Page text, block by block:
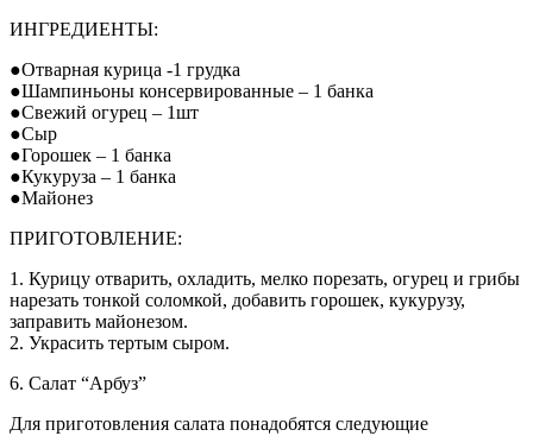
ИНГРЕДИЕНТЫ:
●Отварная курица -1 грудка
●Шампиньоны консервированные – 1 банка
●Свежий огурец – 1шт
●Сыр
●Горошек – 1 банка
●Кукуруза – 1 банка
●Майонез
ПРИГОТОВЛЕНИЕ:
1. Курицу отварить, охладить, мелко порезать, огурец и грибы
нарезать тонкой соломкой, добавить горошек, кукурузу,
заправить майонезом.
2. Украсить тертым сыром.
6. Салат “Арбуз”
Для приготовления салата понадобятся следующие